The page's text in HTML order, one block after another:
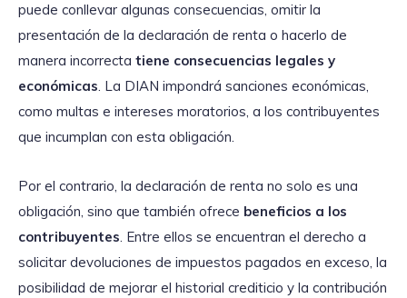
puede conllevar algunas consecuencias, omitir la
presentación de la declaración de renta o hacerlo de
manera incorrecta tiene consecuencias legales y
económicas. La DIAN impondrá sanciones económicas,
como multas e intereses moratorios, a los contribuyentes
que incumplan con esta obligación.
Por el contrario, la declaración de renta no solo es una
obligación, sino que también ofrece beneficios a los
contribuyentes. Entre ellos se encuentran el derecho a
solicitar devoluciones de impuestos pagados en exceso, la
posibilidad de mejorar el historial crediticio y la contribución